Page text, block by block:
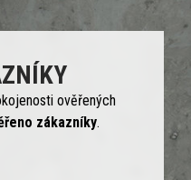
ověřených
zákazníky.